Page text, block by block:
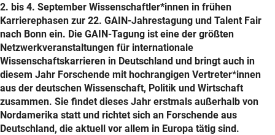
2. bis 4. September Wissenschaftler*innen in frühen
Karrierephasen zur 22. GAIN-Jahrestagung und Talent Fair
nach Bonn ein. Die GAIN-Tagung ist eine der größten
Netzwerkveranstaltungen für internationale
Wissenschaftskarrieren in Deutschland und bringt auch in
diesem Jahr Forschende mit hochrangigen Vertreter*innen
aus der deutschen Wissenschaft, Politik und Wirtschaft
zusammen. Sie findet dieses Jahr erstmals außerhalb von
Nordamerika statt und richtet sich an Forschende aus
Deutschland, die aktuell vor allem in Europa tätig sind.